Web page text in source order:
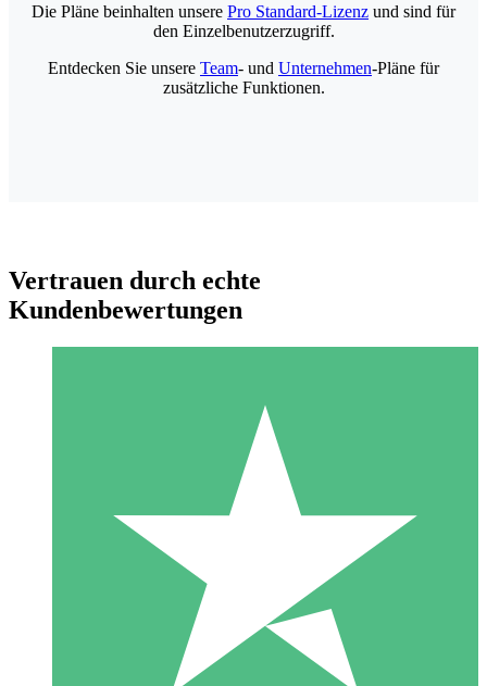
Individuelle Credit-Pakete
Zahlen Sie nach Bedarf mit Download-Credits. Keine
monatliche Verpflichtung erforderlich.
10 00
Die Pläne beinhalten unsere Pro Standard-Lizenz und sind für
den Einzelbenutzerzugriff.
Entdecken Sie unsere Team- und Unternehmen-Pläne für
zusätzliche Funktionen.
Vertrauen durch echte
Kundenbewertungen